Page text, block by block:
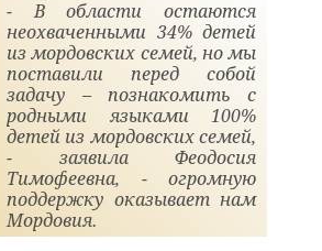
- В области остаются
неохваченными 34% детей
из мордовских семей, но мы
поставили перед собой
задачу – познакомить с
родными языками 100%
детей из мордовских семей,
- заявила Феодосия
Тимофеевна, - огромную
поддержку оказывает нам
Мордовия.